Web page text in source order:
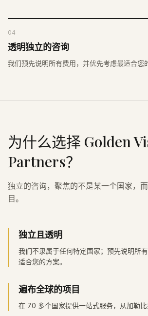
04
透明独立的咨询
我们预先说明所有费用，并优先考虑最适合您
为什么选择 Golden
Partners？
独立的咨询，聚焦的不是某一个国家，
目。
独立且透明
我们不隶属于任何特定国家；预先说明所
适合您的方案。
遍布全球的项目
在 70 多个国家提供一站式服务，从加勒比